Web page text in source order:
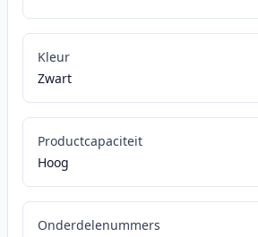
Kleur
Zwart
Productcapaciteit
Hoog
Onderdelenummers